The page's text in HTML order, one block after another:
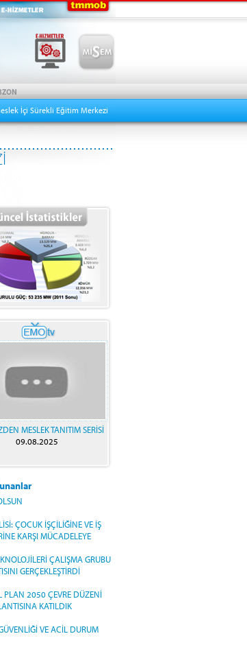
İçi Sürekli Eğitim Merkezi
MESLEK TANITIM SERİSİ
09.08.2025
ÇOCUK İŞÇİLİĞİNE VE İŞ
KARŞI MÜCADELEYE
ÇALIŞMA GRUBU
GERÇEKLEŞTİRDİ
PLAN 2050 ÇEVRE DÜZENİ
KATILDIK
VE ACİL DURUM